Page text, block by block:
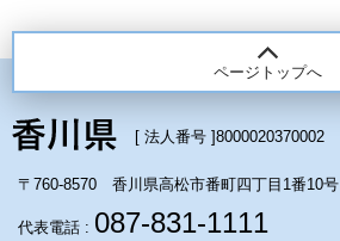
ページトップへ
[ 法人番号 ]8000020370002
〒760-8570 香川県高松市番町四丁目1番10号
代表電話 : 087-831-1111